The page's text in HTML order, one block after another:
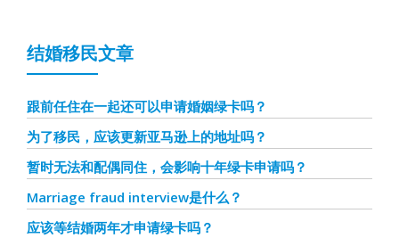
结婚移民文章
跟前任住在一起还可以申请婚姻绿卡吗？
为了移民，应该更新亚马逊上的地址吗？
暂时无法和配偶同住，会影响十年绿卡申请吗？
Marriage fraud interview是什么？
应该等结婚两年才申请绿卡吗？